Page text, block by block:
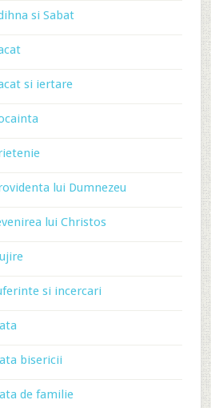
si Sabat
si iertare
lui Dumnezeu
lui Christos
si incercari
bisericii
de familie